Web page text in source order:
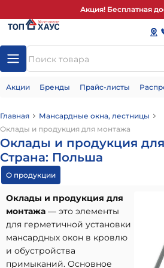
Акция! Бесплатная
Акции Бренды Прайс-листы
Главная
Мансардные окна, лестницы
Оклады и продукция для монтажа
Оклады и продукция
Страна: Польша
О продукции
Оклады и продукция для
монтажа — это элементы
для герметичной установки
мансардных окон в кровлю
и обустройства
примыканий. Основное